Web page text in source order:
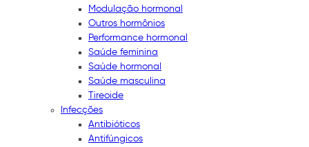
Modulação hormonal
Outros hormônios
Performance hormonal
Saúde feminina
Saúde hormonal
Saúde masculina
Tireoide
Infecções
Antibióticos
Antifúngicos